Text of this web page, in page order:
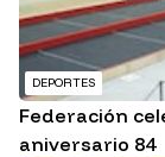
DEPORTES
Federación
aniversario 84